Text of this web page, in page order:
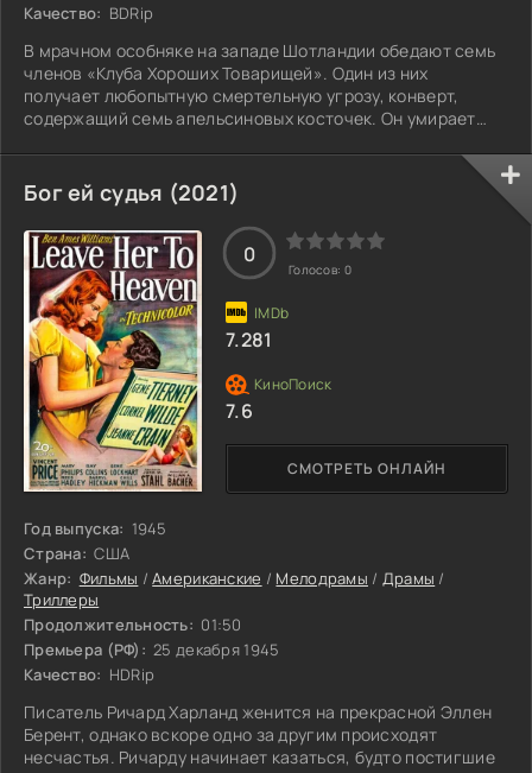
Качество: BDRip
В мрачном особняке на западе Шотландии обедают семь
членов «Клуба Хороших Товарищей». Один из них
получает любопытную смертельную угрозу, конверт,
содержащий семь апельсиновых косточек. Он умирает
другой член получает конверт с шестью косточками, и
десять дней спустя его тело возвращено морем. Шерлок
Холмс приглашен расследовать это дело.
Бог ей судья (2021)
Год выпуска: 1945
Страна: США
Жанр: Фильмы /Американские / Мелодрамы / Драмы /
Триллеры
Продолжительность: 01:50
Премьера (РФ): 25 декабря 1945
Качество: HDRip
Писатель Ричард Харланд женится на прекрасной Эллен
Берент, однако вскоре одно за другим происходят
несчастья. Ричарду начинает казаться, будто постигшие
СМОТРЕТЬ ОНЛАЙН
0
Голосов: 0
7.281
7.6